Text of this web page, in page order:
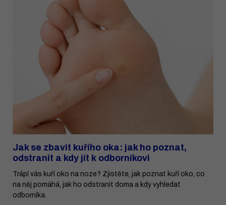
Jak se zbavit kuřího oka: jak ho poznat,
odstranit a kdy jít k odborníkovi
Trápí vás kuří oko na noze? Zjistěte, jak poznat kuří oko, co
na něj pomáhá, jak ho odstranit doma a kdy vyhledat
odborníka.